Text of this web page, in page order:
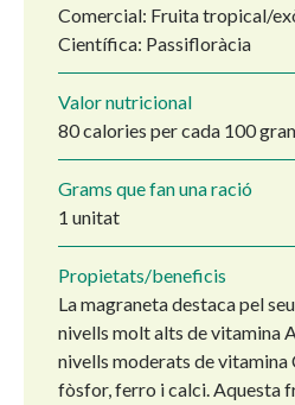
Comercial: Fruita tropical/
Científica: Passifloràcia
Valor nutricional
80 calories per cada 100
Grams que fan una ració
1 unitat
Propietats/beneficis
La magraneta destaca pel
nivells molt alts de vitamina
nivells moderats de vitamina
fòsfor, ferro i calci. Aquesta